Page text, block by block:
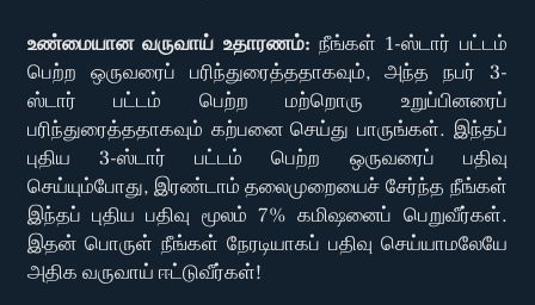
உண்மையான வருவாய் உதாரணம்: நீங்கள் 1-ஸ்டார் பட்டம்
பெற்ற ஒருவரைப் பரிந்துரைத்ததாகவும், அந்த நபர் 3-
ஸ்டார் பட்டம் பெற்ற மற்றொரு உறுப்பினரைப்
பரிந்துரைத்ததாகவும் கற்பனை செய்து பாருங்கள். இந்தப்
புதிய 3-ஸ்டார் பட்டம் பெற்ற ஒருவரைப் பதிவு
செய்யும்போது, இரண்டாம் தலைமுறையைச் சேர்ந்த நீங்கள்
இந்தப் புதிய பதிவு மூலம் 7% கமிஷனைப் பெறுவீர்கள்.
இதன் பொருள் நீங்கள் நேரடியாகப் பதிவு செய்யாமலேயே
அதிக வருவாய் ஈட்டுவீர்கள்!